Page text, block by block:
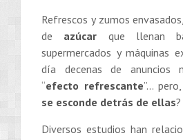
Refrescos y zumos
de azúcar que llenan
supermercados y máquinas
día decenas de anuncios
“efecto refrescante”…
se esconde detrás de ellas?
Diversos estudios han